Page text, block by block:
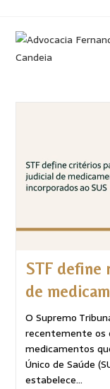
STF define
de
O Supremo
recentemente os
medicamentos
Único de Saúde
estabelece…